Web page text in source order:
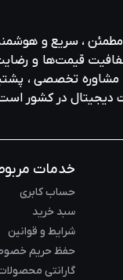
مطمئن ، سریع و
قیمت‌ها و رضایت
مشاوره‌ تخصصی ،
دیجیتال در کشور
خدمات
حساب کابری
سبد خرید
شرایط و قوانین
حفظ حریم
گارانتی